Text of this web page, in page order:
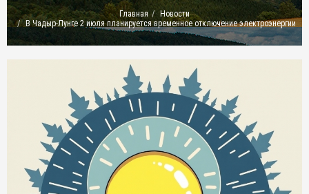
Главная
Новости
В Чадыр-Лунге 2 июля планируется временное отключение электроэнергии